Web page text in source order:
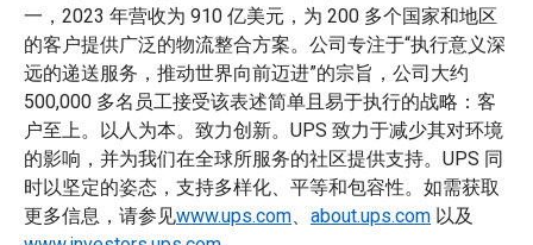
一，2023 年营收为 910 亿美元，为 200 多个国家和地区
的客户提供广泛的物流整合方案。公司专注于“执行意义深
远的递送服务，推动世界向前迈进”的宗旨，公司大约
500,000 多名员工接受该表述简单且易于执行的战略：客
户至上。以人为本。致力创新。UPS 致力于减少其对环境
的影响，并为我们在全球所服务的社区提供支持。UPS 同
时以坚定的姿态，支持多样化、平等和包容性。如需获取
更多信息，请参见www.ups.com、 about.ups.com 以及